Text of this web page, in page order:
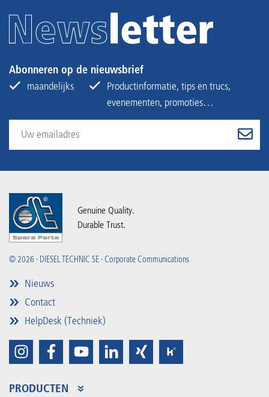
Abonneren op de nieuwsbrief
maandelijks
Productinformatie, tips en trucs,
evenementen, promoties…
Genuine Quality.
Durable Trust.
© 2026 · DIESEL TECHNIC SE · Corporate Communications
Nieuws
Contact
HelpDesk (Techniek)
PRODUCTEN